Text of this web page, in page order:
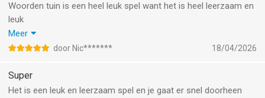
Woordentuin - Woordspel van IsCool Entertainment is een app
voor iPhone, iPad en iPod touch met iOS versie 13.0 of hoger,
geschikt bevonden voor gebruikers met leeftijden vanaf17 jaar.
Informatie voor Woordentuin - Woordspelis het laatst
vergeleken op 7 Aug om 21:33.
Woorden tuin is een heel leuk spel want het is heel leerzaam en
leuk
Ik en mijn oma speelden het vroeger altijd met elkaar en het
was as heel leuk dus als ik jou was zou ik vandaag nog
Meer
door Nic******* 18/04/2026
Super
Het is een leuk en leerzaam spel en je gaat er snel doorheen